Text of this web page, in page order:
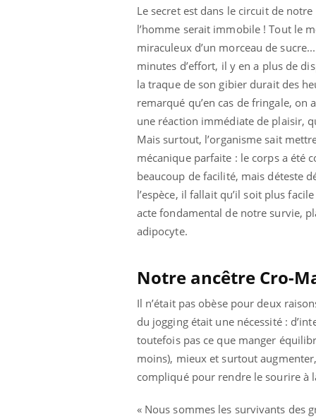
Le secret est dans le circuit de notre
l’homme serait immobile ! Tout le
miraculeux d’un morceau de
minutes d’effort, il y en a plus de
la traque de son gibier durait des
remarqué qu’en cas de fringale,
une réaction immédiate de plaisir,
Mais surtout, l’organisme sait
mécanique parfaite : le corps a été
beaucoup de facilité, mais déteste
l’espèce, il fallait qu’il soit plus
acte fondamental de notre survie,
adipocyte.
Notre ancêtre Cro-
Il n’était pas obèse pour deux
du jogging était une nécessité :
toutefois pas ce que manger
moins), mieux et surtout
compliqué pour rendre le sourire à
« Nous sommes les survivants des